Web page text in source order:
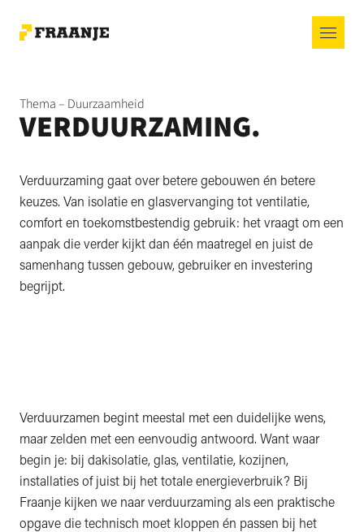
Thema – Duurzaamheid
VERDUURZAMING.
Verduurzaming gaat over betere gebouwen én betere
keuzes. Van isolatie en glasvervanging tot ventilatie,
comfort en toekomstbestendig gebruik: het vraagt om een
aanpak die verder kijkt dan één maatregel en juist de
samenhang tussen gebouw, gebruiker en investering
begrijpt.
Verduurzamen begint meestal met een duidelijke wens,
maar zelden met een eenvoudig antwoord. Want waar
begin je: bij dakisolatie, glas, ventilatie, kozijnen,
installaties of juist bij het totale energieverbruik? Bij
Fraanje kijken we naar verduurzaming als een praktische
opgave die technisch moet kloppen én passen bij het